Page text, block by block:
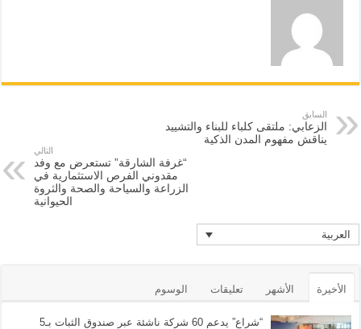
السابق
الزعابي: ملتقى كلباء للبناء والتشييد
يناقش مفهوم المدن الذكية
التالي
“غرفة الشارقة” تستعرض مع وفد
مقدوني الفرص الاستثمارية في
الزراعة والسياحة والصحة والثروة
الحيوانية
العربية
الأخيرة الأشهر تعليقات الوسوم
“شراع” يدعم 60 شركة ناشئة عبر صندوق الثبات بـ5